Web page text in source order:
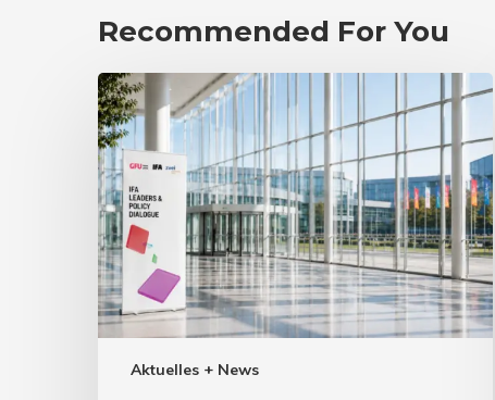
Recommended For You
Aktuelles + News